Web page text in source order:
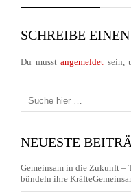
SCHREIBE
Du musstangemeldet sein,
NEUESTE
Gemeinsam in die Zukunft –
bündeln ihre